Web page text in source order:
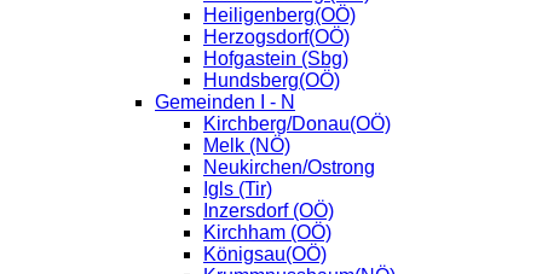
Heiligenberg(OÖ)
Herzogsdorf(OÖ)
Hofgastein (Sbg)
Hundsberg(OÖ)
Gemeinden I - N
Kirchberg/Donau(OÖ)
Melk (NÖ)
Neukirchen/Ostrong
Igls (Tir)
Inzersdorf (OÖ)
Kirchham (OÖ)
Königsau(OÖ)